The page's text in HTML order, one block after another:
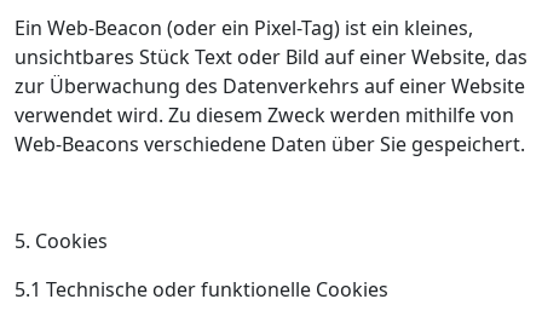
Ein Web-Beacon (oder ein Pixel-Tag) ist ein kleines,
unsichtbares Stück Text oder Bild auf einer Website, das
zur Überwachung des Datenverkehrs auf einer Website
verwendet wird. Zu diesem Zweck werden mithilfe von
Web-Beacons verschiedene Daten über Sie gespeichert.
5. Cookies
5.1 Technische oder funktionelle Cookies